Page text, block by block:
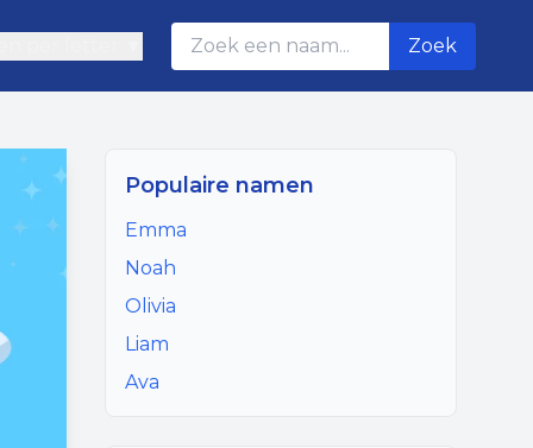
Zoek
Populaire namen
Emma
Noah
Olivia
Liam
Ava